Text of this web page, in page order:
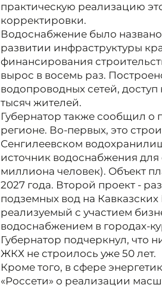
практическую реализацию
корректировки.
Водоснабжение было
развитии инфраструктуры
финансирования
вырос в восемь раз.
водопроводных сетей,
тысяч жителей.
Губернатор также сообщил о
регионе. Во-первых, это
Сенгилеевском
источник водоснабжения
миллиона человек). Объект
2027 года. Второй проект -
подземных вод на
реализуемый с участием
водоснабжением в городах-
Губернатор подчеркнул, что
ЖКХ не строилось уже 50 лет.
Кроме того, в сфере
«Россети» о реализации